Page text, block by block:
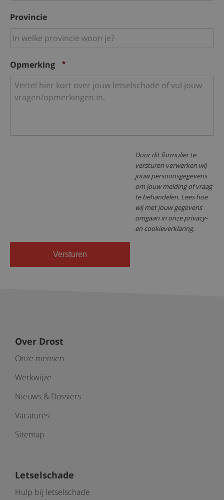
Provincie
Opmerking *
Door dit formulier te
versturen verwerken wij
jouw persoonsgegevens
om jouw melding of vraag
te behandelen. Lees hoe
wij met jouw gegevens
omgaan in onze privacy-
en cookieverklaring.
Versturen
Over Drost
Onze mensen
Werkwijze
Nieuws & Dossiers
Vacatures
Sitemap
Letselschade
Hulp bij letselschade